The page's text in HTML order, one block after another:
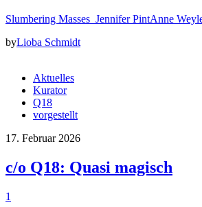
Slumbering Masses Jennifer PintAnne
byLioba Schmidt
Aktuelles
Kurator
Q18
vorgestellt
17. Februar 2026
c/o Q18: Quasi magisch
1